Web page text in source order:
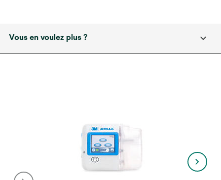
Vous en voulez plus ?